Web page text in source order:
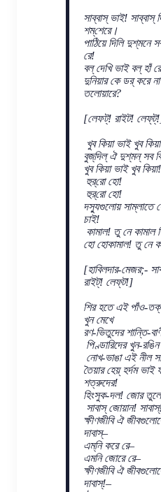
সাব্বাস্ ভাই! সাব্বাস্
শম্‌শেরে।
পাঠিয়ে দিলি
রে!
বল্‌ দেখি ভাই বল্ হাঁ
দুনিয়ার কে ডর্ করে
তলোয়ারে?
[লেফট্! রাইট!
খুব কিয়া ভাই খুব
বুজ্‌দিল্ ঐ দুশ্‌মন্ সব
খুব কিয়া ভাই খুব কিয়া!
হুর্‌রো হো!
হুর্‌রো হো!
দস্যুগুলোয় সাম্‌লাতে
চাই!
কামাল! তু নে কামাল
হো হোকামাল! তু নে
[হাবিলদার-মেজর;-
রাইট্! লেফ্‌ট!]
শির হতে এই পাঁও-তক্
খুন মেখে
রণ-ভিতুদের শান্তি-
পিণ্ডারিদের খুন-রঙিন
নোখ-ভাঙা এই নীল
তৈয়ার হেয়্ হর্দম ভাই
শত্রুদের!
হিংসুক-দল! জোর
সাবাস্ জোয়ান!
ক্ষীণজীবি ঐ
দাবাস্–
এম্‌নি করে রে–
এমনি জোরে রে–
ক্ষীণজীবি ঐ
দাবাস্!–